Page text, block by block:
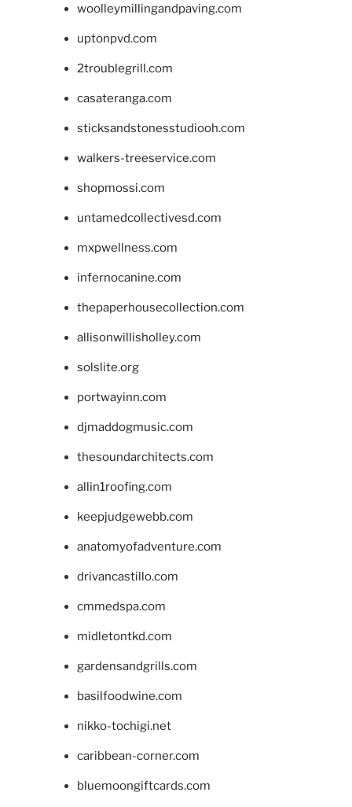
woolleymillingandpaving.com
uptonpvd.com
2troublegrill.com
casateranga.com
sticksandstonesstudiooh.com
walkers-treeservice.com
shopmossi.com
untamedcollectivesd.com
mxpwellness.com
infernocanine.com
thepaperhousecollection.com
allisonwillisholley.com
solslite.org
portwayinn.com
djmaddogmusic.com
thesoundarchitects.com
allin1roofing.com
keepjudgewebb.com
anatomyofadventure.com
drivancastillo.com
cmmedspa.com
midletontkd.com
gardensandgrills.com
basilfoodwine.com
nikko-tochigi.net
caribbean-corner.com
bluemoongiftcards.com